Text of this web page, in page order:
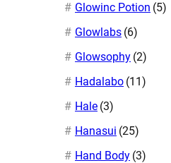
Glowinc Potion (5)
Glowlabs (6)
Glowsophy (2)
Hadalabo (11)
Hale (3)
Hanasui (25)
Hand Body (3)